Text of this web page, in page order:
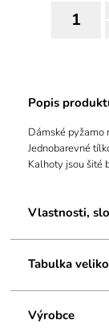
Popis
Dámské pyžamo
Jednobarevné
Kalhoty jsou šité
Vlastnosti,
Tabulka
Výrobce